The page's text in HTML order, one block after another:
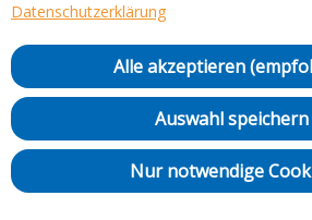
Datenschutzerklärung
Alle akzeptieren
Auswahl speichern
Nur notwendige